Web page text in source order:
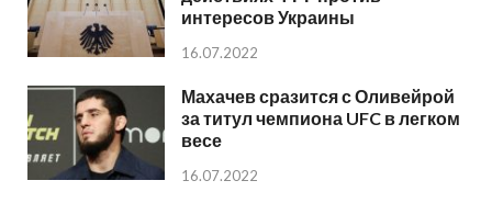
интересов Украины
16.07.2022
Махачев сразится с Оливейрой
за титул чемпиона UFC в легком
весе
16.07.2022